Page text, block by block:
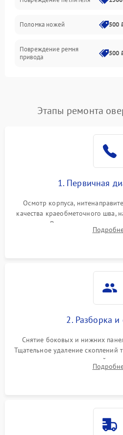
Поломка ножей 500
Повреждение ремня
привода
500
Неисправность системы
подачи масла
1500
500
защиты от засоров
500 ₽
Этапы ремонта
1. Первичная
Осмотр корпуса,
качества краеобметочного шва,
педали. Выявление пропусков
заклинивания или тупого среза
2. Разборка и
Снятие боковых и нижних
Тщательное удаление скоплений
очесов из зоны петлителей и
кистей, пинцета и